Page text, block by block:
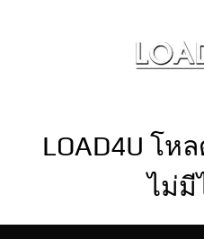
LOAD4U โห
ไม่มี